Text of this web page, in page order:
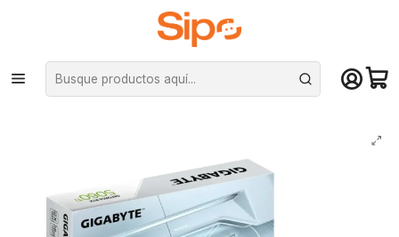
¡Compra hasta mediodía y recibe hoy! De lunes a sábado en el gran
Santiago. Envío gratis desde $29.990
Inicio Componentes PC Tarjeta de vídeo Nvidia GeForce
Tarjeta de Video Gigabyte RTX 5060 Ti Eagle OC ICE 16G PciE-5